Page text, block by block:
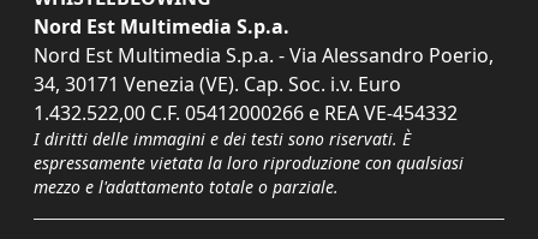
Nord Est Multimedia S.p.a.
Nord Est Multimedia S.p.a. - Via Alessandro Poerio,
34, 30171 Venezia (VE). Cap. Soc. i.v. Euro
1.432.522,00 C.F. 05412000266 e REA VE-454332
I diritti delle immagini e dei testi sono riservati. È
espressamente vietata la loro riproduzione con qualsiasi
mezzo e l'adattamento totale o parziale.